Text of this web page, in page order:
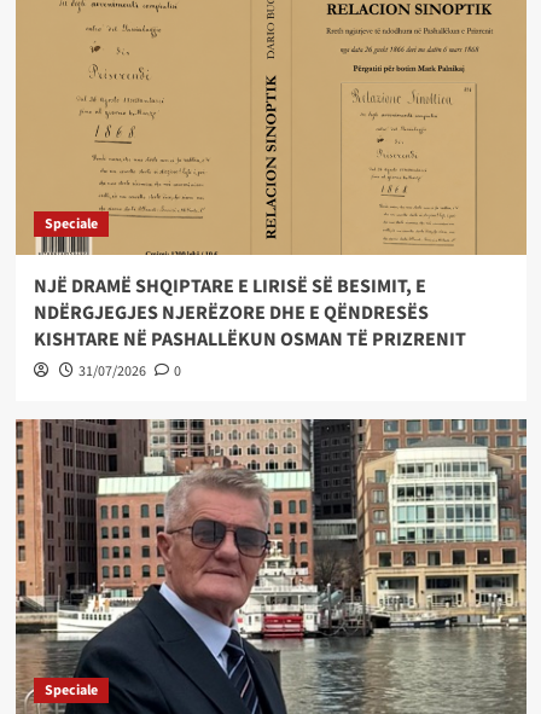
Speciale
NJË DRAMË SHQIPTARE E LIRISË SË BESIMIT, E
NDËRGJEGJES NJERËZORE DHE E QËNDRESËS
KISHTARE NË PASHALLËKUN OSMAN TË PRIZRENIT
31/07/2026 0
Speciale